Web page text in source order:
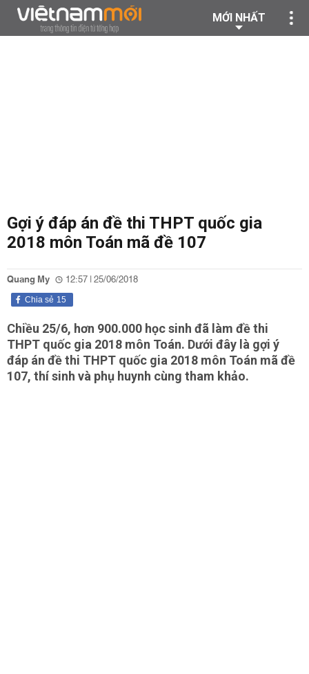
MỚI NHẤT
Gợi ý đáp án đề thi THPT quốc gia
2018 môn Toán mã đề 107
Quang My 12:57 | 25/06/2018
15
Chia sẻ
Chiều 25/6, hơn 900.000 học sinh đã làm đề thi
THPT quốc gia 2018 môn Toán. Dưới đây là gợi ý
đáp án đề thi THPT quốc gia 2018 môn Toán mã đề
107, thí sinh và phụ huynh cùng tham khảo.